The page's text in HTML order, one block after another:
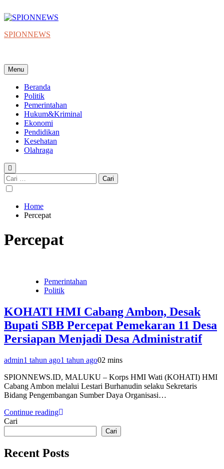
to
SPIONNEWS
Menu
Beranda
Politik
Pemerintahan
Hukum&Kriminal
Ekonomi
Pendidikan
Kesehatan
Olahraga
Cari
untuk:
Home
Percepat
Percepat
Pemerintahan
Politik
KOHATI HMI Cabang Ambon, Desak
Bupati SBB Percepat Pemekaran 11 Desa
Persiapan Menjadi Desa Administratif
admin1 tahun ago1 tahun ago02 mins
SPIONNEWS.ID, MALUKU – Korps HMI Wati (KOHATI) HMI
Cabang Ambon melalui Lestari Burhanudin selaku Sekretaris
Bidang Pengembangan Sumber Daya Organisasi…
Continue reading
Cari
Cari
Recent Posts